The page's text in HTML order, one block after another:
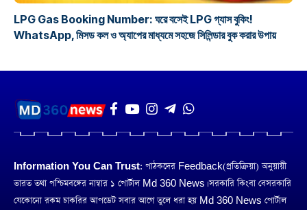
LPG Gas Booking Number: ঘরে বসেই LPG গ্যাস বুকিং!
WhatsApp, মিসড কল ও অ্যাপের মাধ্যমে সহজে সিলিন্ডার বুক করার উপায়
Information You Can Trust: পাঠকদের Feedback(প্রতিক্রিয়া) অনুয়ায়ী
ভারত তথা পশ্চিমবঙ্গের নাম্বার ১ পোর্টাল Md 360 News। সরকারি কিংবা বেসরকারি
যেকোনো রকম চাকরির আপডেট সবার আগে তুলে ধরা হয় Md 360 News পোর্টাল